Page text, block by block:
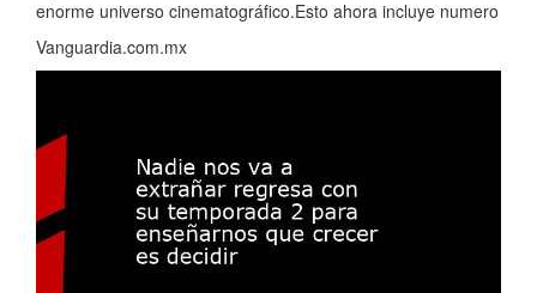
enorme universo cinematográfico.Esto ahora incluye numero
Vanguardia.com.mx